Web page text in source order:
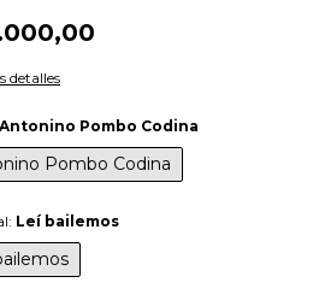
detalles
Antonino Pombo Codina
Pombo Codina
Leí bailemos